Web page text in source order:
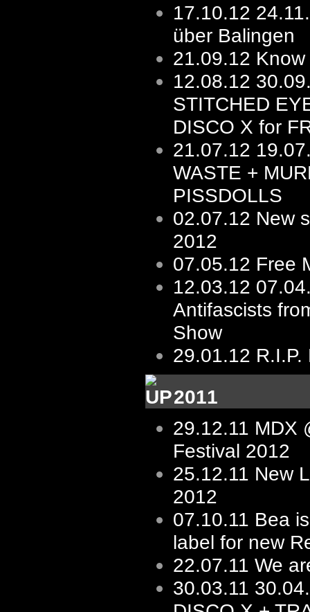
17.10.12
über Balingen
21.09.12
12.08.12
STITCHED
DISCO X for
21.07.12
WASTE +
PISSDOLLS
02.07.12 New
2012
07.05.12 Free
12.03.12
Antifascists
Show
29.01.12
2011
29.12.11 MDX
Festival 2012
25.12.11 New
2012
07.10.11 Bea
label for new
22.07.11 We
30.03.11